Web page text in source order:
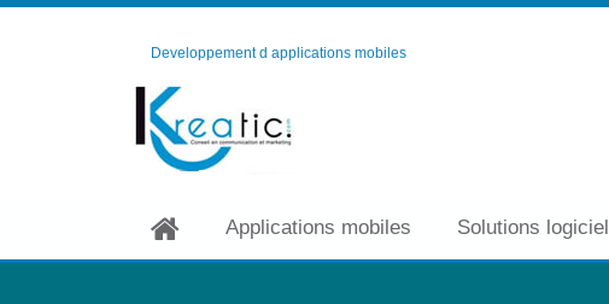
Developpement d applications mobiles
Applications mobiles Solutions logiciel